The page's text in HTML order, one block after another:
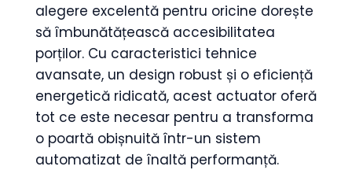
alegere excelentă pentru oricine dorește
să îmbunătățească accesibilitatea
porților. Cu caracteristici tehnice
avansate, un design robust și o eficiență
energetică ridicată, acest actuator oferă
tot ce este necesar pentru a transforma
o poartă obișnuită într-un sistem
automatizat de înaltă performanță.